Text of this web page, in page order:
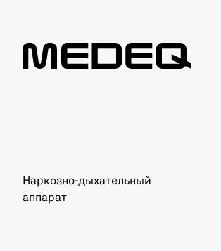
Наркозно-дыхательный
аппарат